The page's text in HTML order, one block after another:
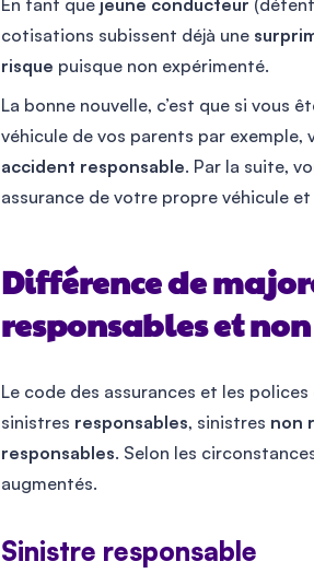
En tant que jeune conducteur
cotisations subissent déjà une
risque puisque non expérimenté.
La bonne nouvelle, c’est que si vous
véhicule de vos parents par exemple,
accident responsable. Par la suite,
assurance de votre propre véhicule
Différence de
responsables et
Le code des assurances et les
sinistres responsables, sinistres non
responsables. Selon les
augmentés.
Sinistre responsable